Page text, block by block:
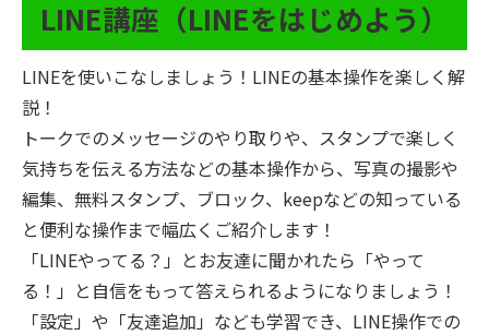
LINE講座（LINEをはじめよう）
LINEを使いこなしましょう！LINEの基本操作を楽しく解
説！
トークでのメッセージのやり取りや、スタンプで楽しく
気持ちを伝える方法などの基本操作から、写真の撮影や
編集、無料スタンプ、ブロック、keepなどの知っている
と便利な操作まで幅広くご紹介します！
「LINEやってる？」とお友達に聞かれたら「やって
る！」と自信をもって答えられるようになりましょう！
「設定」や「友達追加」なども学習でき、LINE操作での